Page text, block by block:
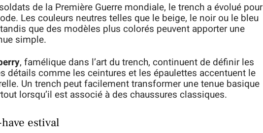
de la Première Guerre mondiale, le trench a évolué pour
Les couleurs neutres telles que le beige, le noir ou le bleu
que des modèles plus colorés peuvent apporter une
simple.
, famélique dans l’art du trench, continuent de définir les
détails comme les ceintures et les épaulettes accentuent le
Un trench peut facilement transformer une tenue basique
lorsqu’il est associé à des chaussures classiques.
estival